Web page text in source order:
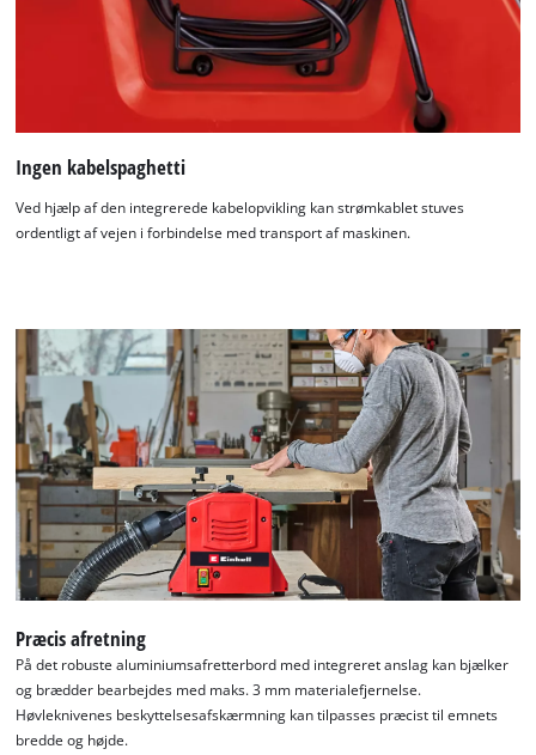
We need your consent to load the
Google Maps service!
This content is not permitted to load due
to trackers that are not disclosed to the
the site with their CMP to add this content
to the list of technologies used.
Powered by Usercentrics Consent
Ingen kabelspaghetti
Ved hjælp af den integrerede kabelopvikling kan strømkablet stuves
ordentligt af vejen i forbindelse med transport af maskinen.
Præcis afretning
På det robuste aluminiumsafretterbord med integreret anslag kan bjælker
og brædder bearbejdes med maks. 3 mm materialefjernelse.
Høvleknivenes beskyttelsesafskærmning kan tilpasses præcist til emnets
bredde og højde.